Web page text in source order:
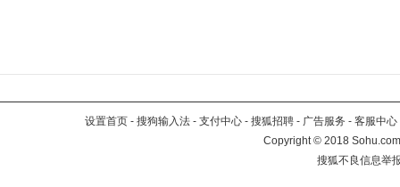
设置首页 - 搜狗输入法 - 支付中心 - 搜狐招聘 - 广告服务 - 客服中心
Copyright©2018
搜狐不良信息举